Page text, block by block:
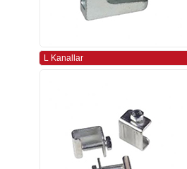
L Kanallar